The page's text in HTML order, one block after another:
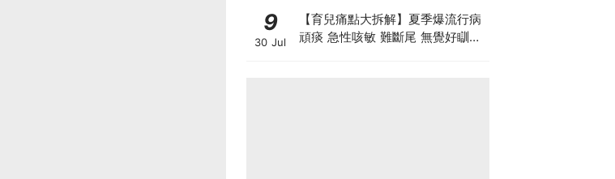
9
30 Jul
【育兒痛點大拆解】夏季爆流行病
頑痰 急性咳敏 難斷尾 無覺好瞓？